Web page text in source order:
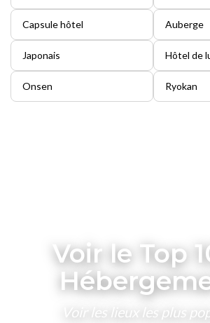
Capsule hôtel Auberge
Japonais Hôtel de
Onsen Ryokan
Voir le Top
Voir les lieux les plus